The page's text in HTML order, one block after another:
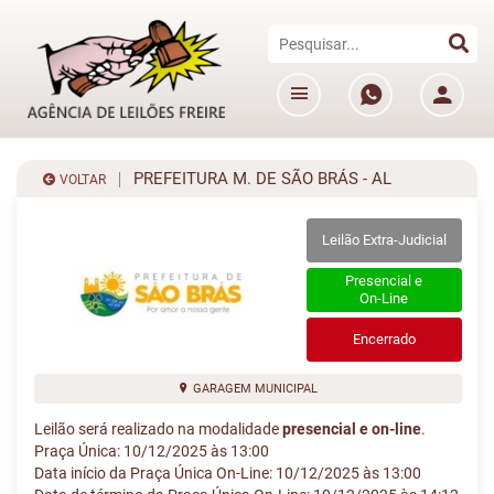
VOLTAR PREFEITURA M. DE SÃO BRÁS - AL
Leilão Extra-Judicial
Presencial e
On-Line
Encerrado
GARAGEM MUNICIPAL
Leilão será realizado na modalidadepresencial e on-line.
Praça Única: 10/12/2025 às 13:00
Data início da Praça Única On-Line: 10/12/2025 às 13:00